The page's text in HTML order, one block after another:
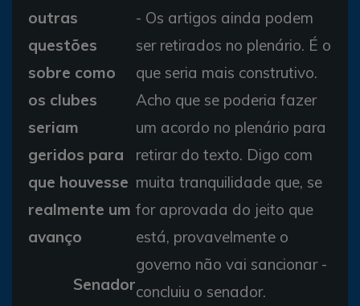
outras
questões
sobre como
os clubes
seriam
geridos para
que houvesse
realmente um
avanço
Senador
- Os artigos ainda podem
ser retirados no plenário. É o
que seria mais construtivo.
Acho que se poderia fazer
um acordo no plenário para
retirar do texto. Digo com
muita tranquilidade que, se
for aprovada do jeito que
está, provavelmente o
governo não vai sancionar -
concluiu o senador.